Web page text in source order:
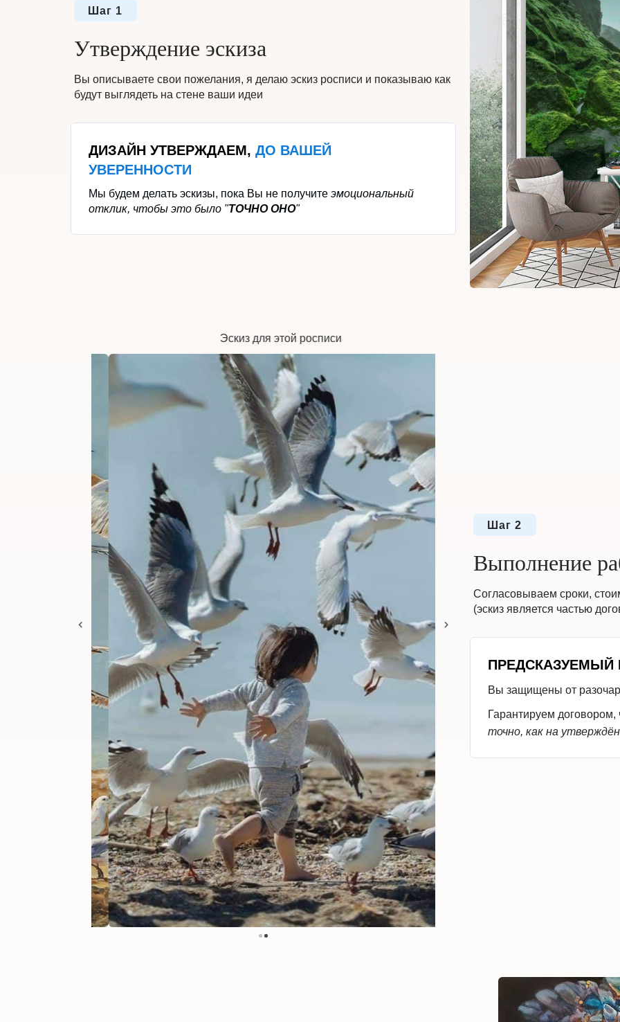
Шаг 1
Утверждение эскиза
Вы описываете свои пожелания, я делаю эскиз росписи и показываю как
будут выглядеть на стене ваши идеи
ДИЗАЙН УТВЕРЖДАЕМ, ДО ВАШЕЙ
УВЕРЕННОСТИ
Мы будем делать эскизы, пока Вы не получите эмоциональный
отклик, чтобы это было "ТОЧНООНО"
Реализованная роспись
Шаг 2
Выполнение
Согласовываем сроки,
(эскиз является частью
ПРЕДСКАЗУЕМЫЙ
Вы защищены от
Гарантируем договором,
точно, как на